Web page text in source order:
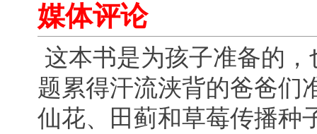
媒体评论
这本书是为孩子准备的
题累得汗流浃背的爸爸
仙花、田蓟和草莓传播